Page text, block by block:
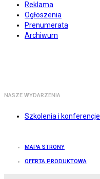
Reklama
Ogłoszenia
Prenumerata
Archiwum
NASZE WYDARZENIA
Szkolenia i konferencje
MAPA STRONY
OFERTA PRODUKTOWA